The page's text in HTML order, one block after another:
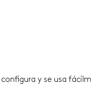
y se usa